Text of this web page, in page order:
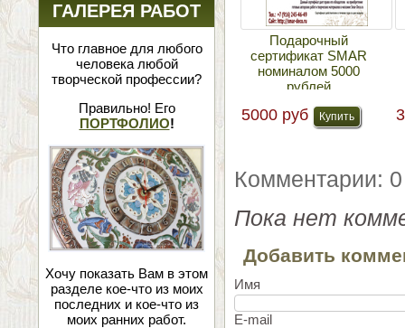
ГАЛЕРЕЯ РАБОТ
Что главное для любого
человека любой
творческой профессии?
Правильно! Его
ПОРТФОЛИО!
Хочу показать Вам в этом
разделе кое-что из моих
последних и кое-что из
моих ранних работ.
Подарочный
сертификат SMAR
номиналом 5000
рублей
5000 руб
Комментарии: 0
Пока нет
Добавить
Имя
E-mail